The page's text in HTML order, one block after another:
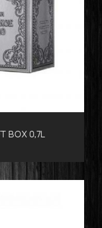
BOX 0,7L